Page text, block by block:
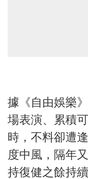
據《自由娛樂
場表演、累積
時，不料卻遭
度中風，隔年
持復健之餘持